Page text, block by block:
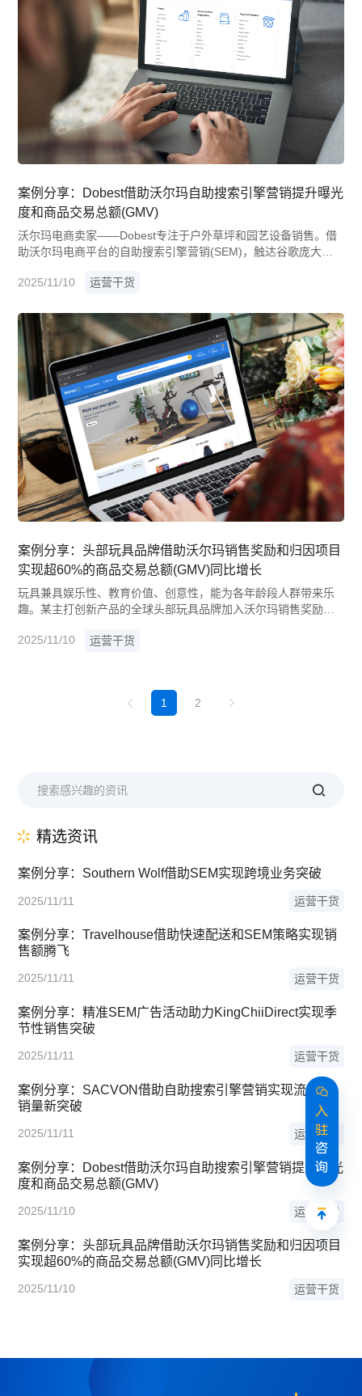
案例分享：Dobest借助沃尔玛自助搜索引擎营销提升曝光
度和商品交易总额(GMV)
沃尔玛电商卖家——Dobest专注于户外草坪和园艺设备销售。借
助沃尔玛电商平台的自助搜索引擎营销(SEM)，触达谷歌庞大的
Dobest的案例充分展现了沃尔玛电商平台SEM工具在推动增长和
2025/11/10 运营干货
案例分享：头部玩具品牌借助沃尔玛销售奖励和归因项目
实现超60%的商品交易总额(GMV)同比增长
玩具兼具娱乐性、教育价值、创意性，能为各年龄段人群带来乐
趣。某主打创新产品的全球头部玩具品牌加入沃尔玛销售奖励和
质的飞跃，不仅成功引流、提升转化率，更在2025年第一季度推
2025/11/10 运营干货
1 2
精选资讯
案例分享：Southern Wolf借助SEM实现跨境业务突破
2025/11/11 运营干货
案例分享：Travelhouse借助快速配送和SEM策略实现销
售额腾飞
2025/11/11 运营干货
案例分享：精准SEM广告活动助力KingChiiDirect实现季
节性销售突破
2025/11/11 运营干货
案例分享：SACVON借助自助搜索引擎营销实现流量和
销量新突破
2025/11/11 运营干货
案例分享：Dobest借助沃尔玛自助搜索引擎营销提升曝光
度和商品交易总额(GMV)
2025/11/10 运营干货
案例分享：头部玩具品牌借助沃尔玛销售奖励和归因项目
实现超60%的商品交易总额(GMV)同比增长
2025/11/10 运营干货
入
驻
咨
询